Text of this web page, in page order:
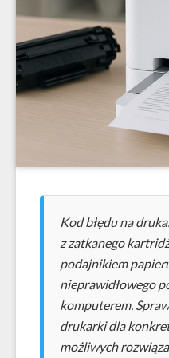
Kod błędu na
z zatkanego
podajnikiem
nieprawidłowego
komputerem.
drukarki dla
możliwych